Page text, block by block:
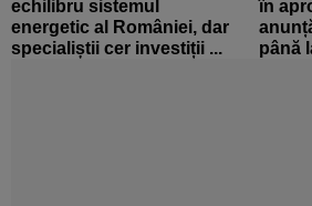
echilibru sistemul
energetic al României, dar
specialiștii cer investiții ...
în
până